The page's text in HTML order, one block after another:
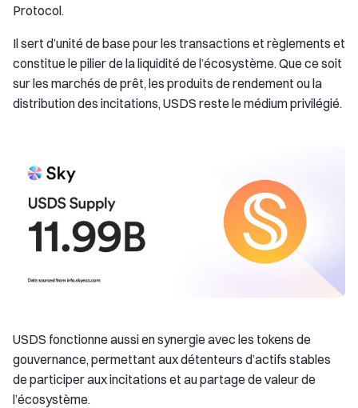
Protocol.
Il sert d’unité de base pour les transactions et règlements et
constitue le pilier de la liquidité de l’écosystème. Que ce soit
sur les marchés de prêt, les produits de rendement ou la
distribution des incitations, USDS reste le médium privilégié.
USDS fonctionne aussi en synergie avec les tokens de
gouvernance, permettant aux détenteurs d’actifs stables
de participer aux incitations et au partage de valeur de
l’écosystème.